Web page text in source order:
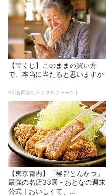
【宝くじ】このままの買い方
で、本当に当たると思いますか
PR(合同会社デジタルファーム )
【東京都内】「極旨とんかつ」
最強の名店33選 - おとなの週末
公式｜おいしくて、...